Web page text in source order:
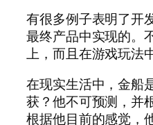
有很多例子表明了开
最终产品中实现的。
上，而且在游戏玩法中
在现实生活中，金船
获？他不可预测，并
根据他目前的感觉，